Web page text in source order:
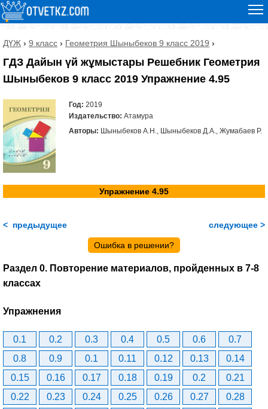
ДҮЖ › 9 класс › Геометрия Шыныбеков 9 класс 2019 ›
ГДЗ Дайын үй жұмыстары Решебник Геометрия
Шыныбеков 9 класс 2019 Упражнение 4.95
Год: 2019
Издательство: Атамура
Авторы: Шыныбеков А.Н., Шыныбеков Д.А., Жумабаев Р.
Упражнение 4.95
< предыдущее следующее >
Ошибка в решении?
Раздел 0. Повторение материалов, пройденных в 7-8
классах
Упражнения
0.1 0.2 0.3 0.4 0.5 0.6
0.7
0.8
0.9 0.1 0.11 0.12 0.13
0.14
0.15
0.16 0.17 0.18 0.19 0.2
0.21
0.22
0.23 0.24 0.25 0.26 0.27
0.28